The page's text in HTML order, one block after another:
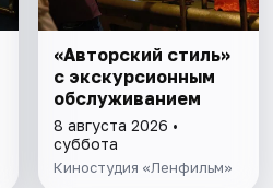
«Авторский стиль»
с экскурсионным
обслуживанием
8 августа 2026 •
суббота
Киностудия «Ленфильм»